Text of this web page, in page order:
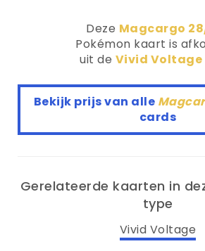
Deze Magcargo
Pokémon kaart is
uit de Vivid Voltage
Bekijk prijs van alle
cards
Gerelateerde kaarten in
type
Vivid Voltage